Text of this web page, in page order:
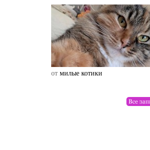
от милые котики